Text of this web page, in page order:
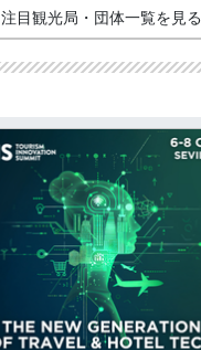
注目観光局・団体一覧を見る